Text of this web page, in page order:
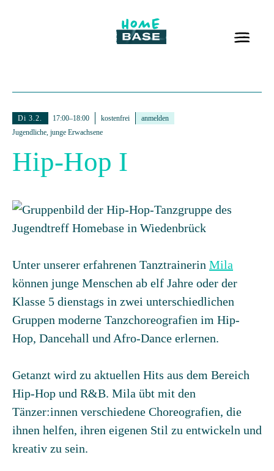
Di 3.2. 17:00–18:00 kostenfrei
anmelden
Jugendliche, junge Erwachsene
Hip-Hop I
Unter unserer erfahrenen Tanztrainerin Mila
können junge Menschen ab elf Jahre oder der
Klasse 5 dienstags in zwei unterschiedlichen
Gruppen moderne Tanzchoreografien im Hip-
Hop, Dancehall und Afro-Dance erlernen.
Getanzt wird zu aktuellen Hits aus dem Bereich
Hip-Hop und R&B. Mila übt mit den
Tänzer:innen verschiedene Choreografien, die
ihnen helfen, ihren eigenen Stil zu entwickeln und
kreativ zu sein.